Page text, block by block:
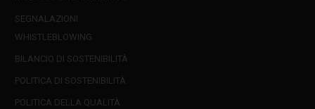
SEGNALAZIONI
WHISTLEBLOWING
BILANCIO DI SOSTENIBILITÀ
POLITICA DI SOSTENIBILITÀ
POLITICA DELLA QUALITÀ